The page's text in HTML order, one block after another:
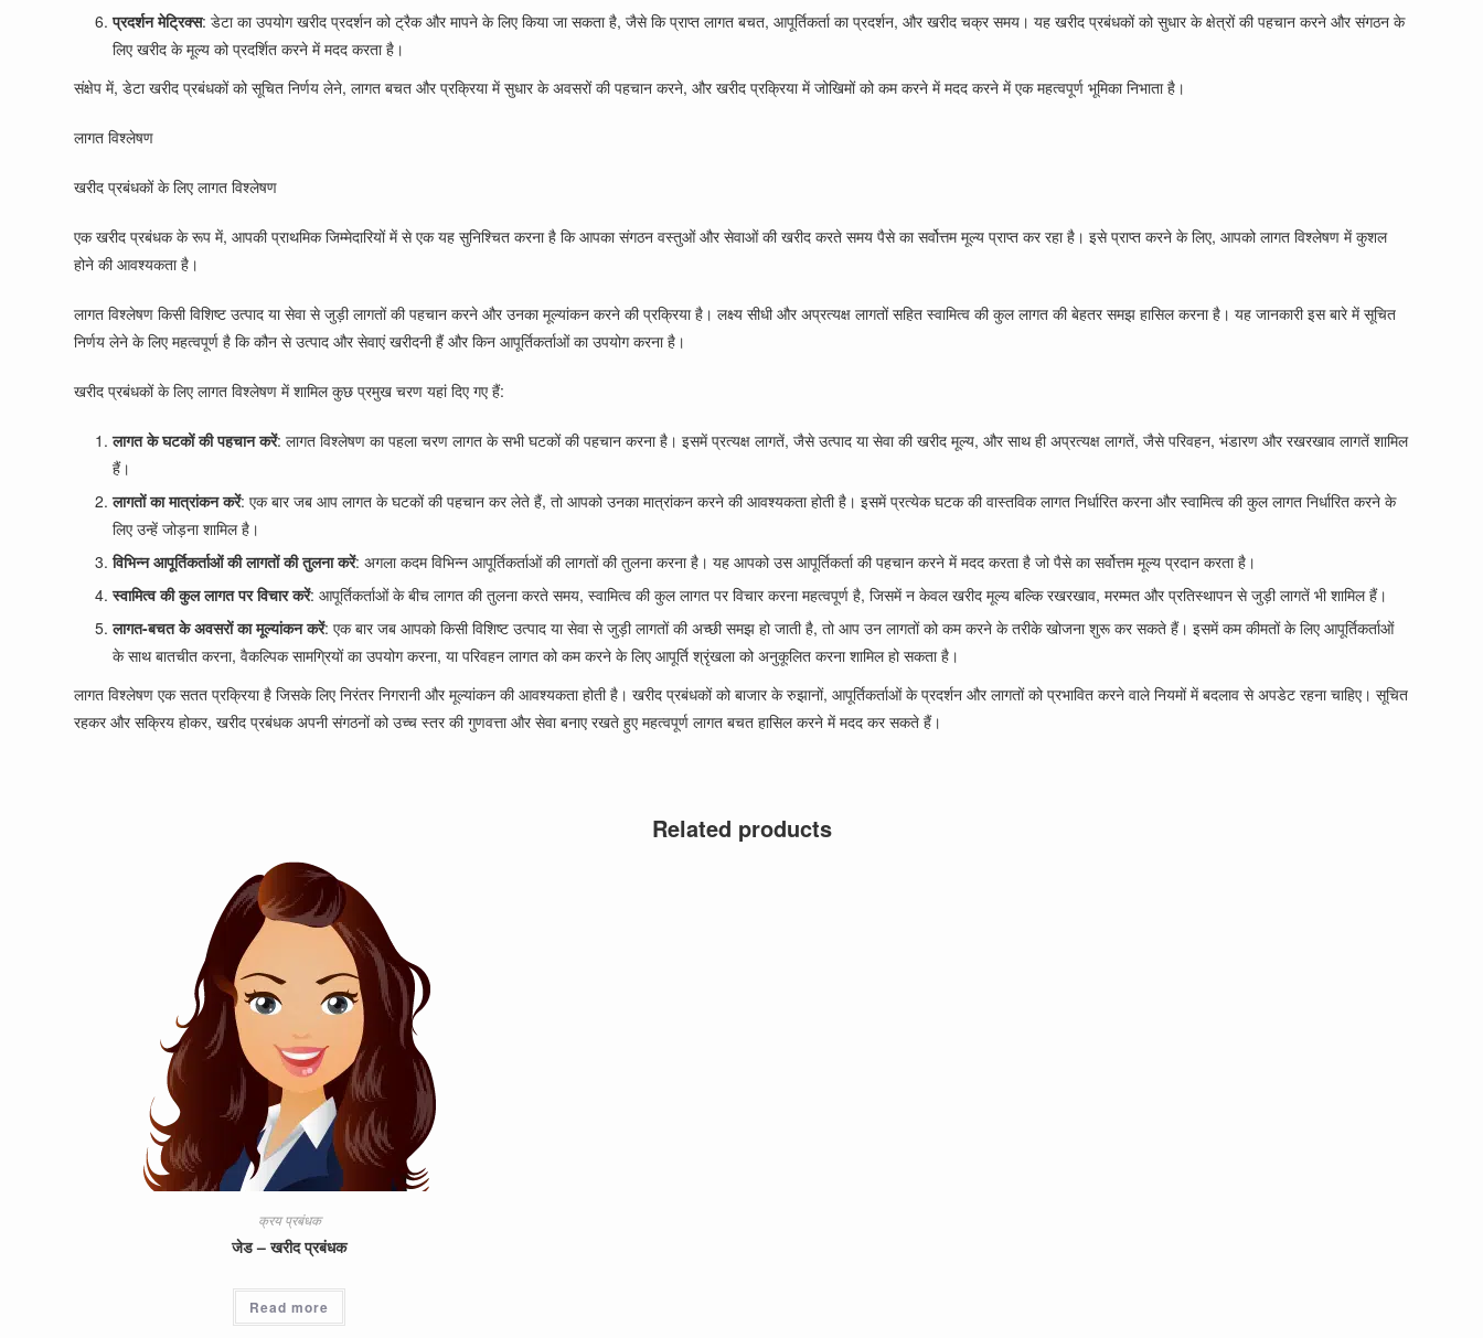
प्रदर्शन मेट्रिक्स: डेटा का उपयोग खरीद प्रदर्शन को ट्रैक और मापने के लिए किया जा सकता है, जैसे कि प्राप्त लागत बचत, आपूर्तिकर्ता का प्रदर्शन, और खरीद चक्र समय। यह खरीद प्रबंधकों को सुधार के क्षेत्रों की पहचान करने और संगठन के
लिए खरीद के मूल्य को प्रदर्शित करने में मदद करता है।
संक्षेप में, डेटा खरीद प्रबंधकों को सूचित निर्णय लेने, लागत बचत और प्रक्रिया में सुधार के अवसरों की पहचान करने, और खरीद प्रक्रिया में जोखिमों को कम करने में मदद करने में एक महत्वपूर्ण भूमिका निभाता है।
लागत विश्लेषण
खरीद प्रबंधकों के लिए लागत विश्लेषण
एक खरीद प्रबंधक के रूप में, आपकी प्राथमिक जिम्मेदारियों में से एक यह सुनिश्चित करना है कि आपका संगठन वस्तुओं और सेवाओं की खरीद करते समय पैसे का सर्वोत्तम मूल्य प्राप्त कर रहा है। इसे प्राप्त करने के लिए, आपको लागत विश्लेषण में कुशल
होने की आवश्यकता है।
लागत विश्लेषण किसी विशिष्ट उत्पाद या सेवा से जुड़ी लागतों की पहचान करने और उनका मूल्यांकन करने की प्रक्रिया है। लक्ष्य सीधी और अप्रत्यक्ष लागतों सहित स्वामित्व की कुल लागत की बेहतर समझ हासिल करना है। यह जानकारी इस बारे में सूचित
निर्णय लेने के लिए महत्वपूर्ण है कि कौन से उत्पाद और सेवाएं खरीदनी हैं और किन आपूर्तिकर्ताओं का उपयोग करना है।
खरीद प्रबंधकों के लिए लागत विश्लेषण में शामिल कुछ प्रमुख चरण यहां दिए गए हैं:
लागत के घटकों की पहचान करें: लागत विश्लेषण का पहला चरण लागत के सभी घटकों की पहचान करना है। इसमें प्रत्यक्ष लागतें, जैसे उत्पाद या सेवा की खरीद मूल्य, और साथ ही अप्रत्यक्ष लागतें, जैसे परिवहन, भंडारण और रखरखाव लागतें शामिल
हैं।
लागतों का मात्रांकन करें: एक बार जब आप लागत के घटकों की पहचान कर लेते हैं, तो आपको उनका मात्रांकन करने की आवश्यकता होती है। इसमें प्रत्येक घटक की वास्तविक लागत निर्धारित करना और स्वामित्व की कुल लागत निर्धारित करने के
लिए उन्हें जोड़ना शामिल है।
विभिन्न आपूर्तिकर्ताओं की लागतों की तुलना करें: अगला कदम विभिन्न आपूर्तिकर्ताओं की लागतों की तुलना करना है। यह आपको उस आपूर्तिकर्ता की पहचान करने में मदद करता है जो पैसे का सर्वोत्तम मूल्य प्रदान करता है।
स्वामित्व की कुल लागत पर विचार करें: आपूर्तिकर्ताओं के बीच लागत की तुलना करते समय, स्वामित्व की कुल लागत पर विचार करना महत्वपूर्ण है, जिसमें न केवल खरीद मूल्य बल्कि रखरखाव, मरम्मत और प्रतिस्थापन से जुड़ी लागतें भी शामिल हैं।
लागत-बचत के अवसरों का मूल्यांकन करें: एक बार जब आपको किसी विशिष्ट उत्पाद या सेवा से जुड़ी लागतों की अच्छी समझ हो जाती है, तो आप उन लागतों को कम करने के तरीके खोजना शुरू कर सकते हैं। इसमें कम कीमतों के लिए आपूर्तिकर्ताओं
के साथ बातचीत करना, वैकल्पिक सामग्रियों का उपयोग करना, या परिवहन लागत को कम करने के लिए आपूर्ति श्रृंखला को अनुकूलित करना शामिल हो सकता है।
लागत विश्लेषण एक सतत प्रक्रिया है जिसके लिए निरंतर निगरानी और मूल्यांकन की आवश्यकता होती है। खरीद प्रबंधकों को बाजार के रुझानों, आपूर्तिकर्ताओं के प्रदर्शन और लागतों को प्रभावित करने वाले नियमों में बदलाव से अपडेट रहना चाहिए। सूचित
रहकर और सक्रिय होकर, खरीद प्रबंधक अपनी संगठनों को उच्च स्तर की गुणवत्ता और सेवा बनाए रखते हुए महत्वपूर्ण लागत बचत हासिल करने में मदद कर सकते हैं।
Related products
क्रय प्रबंधक
जेड – खरीद प्रबंधक
Read more